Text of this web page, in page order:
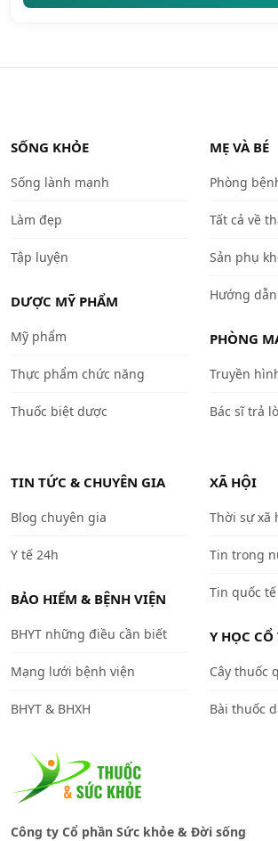
SỐNG KHỎE
Sống lành mạnh
Làm đẹp
Tập luyện
DƯỢC MỸ PHẨM
Mỹ phẩm
Thực phẩm chức năng
Thuốc biệt dược
MẸ VÀ BÉ
Phòng
Tất cả về
Sản phụ
Hướng
PHÒNG
Truyền
Bác sĩ trả
TIN TỨC & CHUYÊN GIA
Blog chuyên gia
Y tế 24h
BẢO HIỂM & BỆNH VIỆN
BHYT những điều cần biết
Mạng lưới bệnh viện
BHYT & BHXH
XÃ HỘI
Thời sự xã
Tin trong
Tin quốc tế
Y HỌC CỔ
Cây thuốc
Bài thuốc
Công ty Cổ phần Sức khỏe & Đời sống